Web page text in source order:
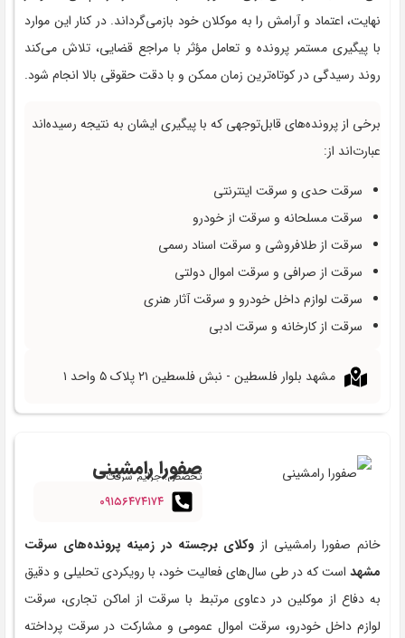
نهایت، اعتماد و آرامش را به موکلان خود بازمی‌گرداند. در کنار این موارد
با پیگیری مستمر پرونده و تعامل مؤثر با مراجع قضایی، تلاش می‌کند
روند رسیدگی در کوتاه‌ترین زمان ممکن و با دقت حقوقی بالا انجام شود.
برخی از پرونده‌های قابل‌توجهی که با پیگیری ایشان به نتیجه رسیده‌اند
عبارت‌اند از:
سرقت حدی و سرقت اینترنتی
سرقت مسلحانه و سرقت از خودرو
سرقت از طلافروشی و سرقت اسناد رسمی
سرقت از صرافی و سرقت اموال دولتی
سرقت لوازم داخل خودرو و سرقت آثار هنری
سرقت از کارخانه و سرقت ادبی
مشهد بلوار فلسطین - نبش فلسطین ۲۱ پلاک ۵ واحد ۱
صفورا رامشینی
تخصص: جرایم سرقت
۰۹۱۵۶۴۷۴۱۷۴
خانم صفورا رامشینی از وکلای برجسته در زمینه پرونده‌های سرقت
مشهد است که در طی سال‌های فعالیت خود، با رویکردی تحلیلی و دقیق
به دفاع از موکلین در دعاوی مرتبط با سرقت از اماکن تجاری، سرقت
لوازم داخل خودرو، سرقت اموال عمومی و مشارکت در سرقت پرداخته